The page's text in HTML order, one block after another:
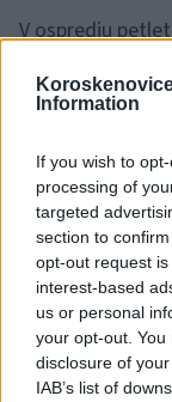
Information
If you wish to
processing of
targeted
section to
opt-out request
interest-based
us or personal
your opt-out.
disclosure of
IAB’s list of
V ospredju
lani, so trajne
dolgoročne
drugim se
projektov
napovedujejo
Na kritike
postopkov ter
medtem